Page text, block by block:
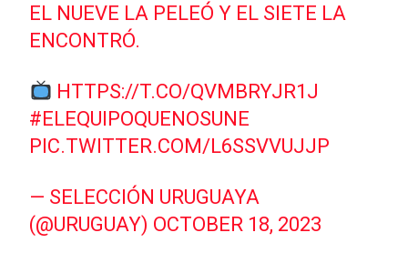
EL NUEVE LA PELEÓ Y EL SIETE LA
ENCONTRÓ.
HTTPS://T.CO/QVMBRYJR1J
#ELEQUIPOQUENOSUNE
PIC.TWITTER.COM/L6SSVVUJJP
— SELECCIÓN URUGUAYA
(@URUGUAY) OCTOBER 18, 2023